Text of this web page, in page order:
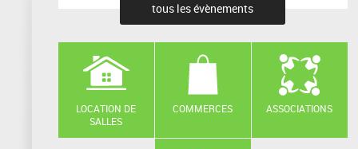
tous les évènements
LOCATION DE
SALLES
COMMERCES ASSOCIATIONS